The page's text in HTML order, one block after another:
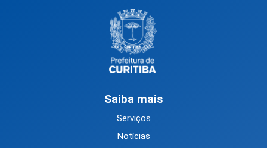
Saiba mais
Serviços
Notícias